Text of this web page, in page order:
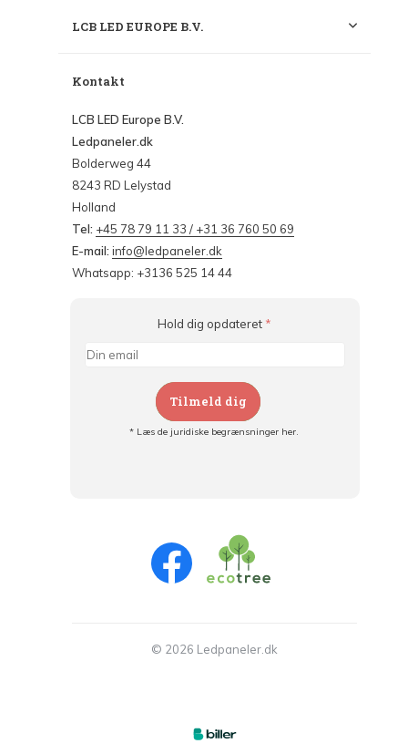
LCB LED EUROPE B.V.
Kontakt
LCB LED Europe B.V.
Ledpaneler.dk
Bolderweg 44
8243 RD Lelystad
Holland
Tel: +45 78 79 11 33 / +31 36 760 50 69
E-mail: info@ledpaneler.dk
Whatsapp: +3136 525 14 44
Hold dig opdateret *
Tilmeld dig
* Læs de juridiske begrænsninger her.
© 2026 Ledpaneler.dk